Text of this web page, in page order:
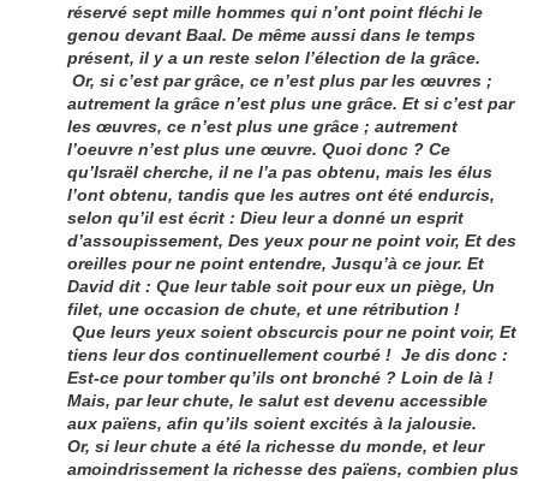
réservé sept mille hommes qui n’ont point fléchi le
genou devant Baal. De même aussi dans le temps
présent, il y a un reste selon l’élection de la grâce.
Or, si c’est par grâce, ce n’est plus par les œuvres ;
autrement la grâce n’est plus une grâce. Et si c’est par
les œuvres, ce n’est plus une grâce ; autrement
l’oeuvre n’est plus une œuvre. Quoi donc ? Ce
qu’Israël cherche, il ne l’a pas obtenu, mais les élus
l’ont obtenu, tandis que les autres ont été endurcis,
selon qu’il est écrit : Dieu leur a donné un esprit
d’assoupissement, Des yeux pour ne point voir, Et des
oreilles pour ne point entendre, Jusqu’à ce jour. Et
David dit : Que leur table soit pour eux un piège, Un
filet, une occasion de chute, et une rétribution !
Que leurs yeux soient obscurcis pour ne point voir, Et
tiens leur dos continuellement courbé ! Je dis donc :
Est-ce pour tomber qu’ils ont bronché ? Loin de là !
Mais, par leur chute, le salut est devenu accessible
aux païens, afin qu’ils soient excités à la jalousie.
Or, si leur chute a été la richesse du monde, et leur
amoindrissement la richesse des païens, combien plus